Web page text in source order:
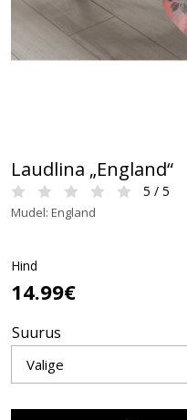
Laudlina „England“
5 / 5
Mudel: England
Hind
14.99€
Suurus